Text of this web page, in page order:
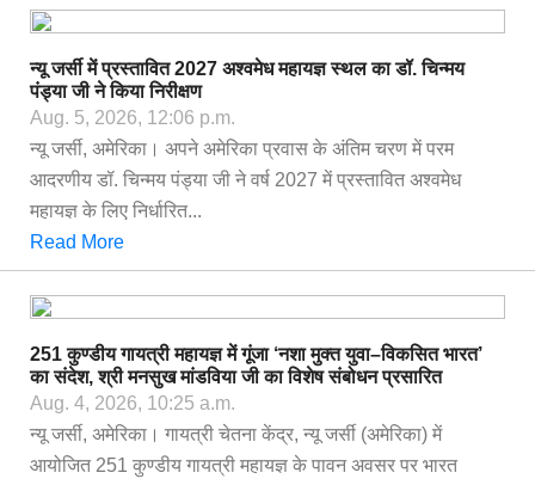
न्यू जर्सी में प्रस्तावित 2027 अश्वमेध महायज्ञ स्थल का डॉ. चिन्मय
पंड्या जी ने किया निरीक्षण
Aug. 5, 2026, 12:06 p.m.
न्यू जर्सी, अमेरिका। अपने अमेरिका प्रवास के अंतिम चरण में परम
आदरणीय डॉ. चिन्मय पंड्या जी ने वर्ष 2027 में प्रस्तावित अश्वमेध
महायज्ञ के लिए निर्धारित...
Read More
251 कुण्डीय गायत्री महायज्ञ में गूंजा ‘नशा मुक्त युवा–विकसित भारत’
का संदेश, श्री मनसुख मांडविया जी का विशेष संबोधन प्रसारित
Aug. 4, 2026, 10:25 a.m.
न्यू जर्सी, अमेरिका। गायत्री चेतना केंद्र, न्यू जर्सी (अमेरिका) में
आयोजित 251 कुण्डीय गायत्री महायज्ञ के पावन अवसर पर भारत